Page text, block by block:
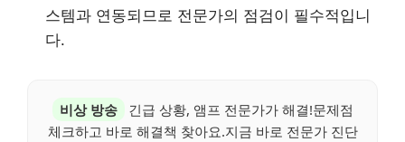
스템과 연동되므로 전문가의 점검이 필수적입니
다.
비상 방송
긴급 상황, 앰프 전문가가 해결!문제점
체크하고 바로 해결책 찾아요.지금 바로 전문가 진단